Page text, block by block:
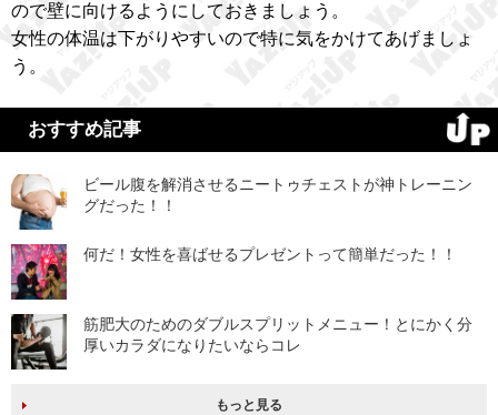
ので壁に向けるようにしておきましょう。
女性の体温は下がりやすいので特に気をかけてあげましょ
う。
おすすめ記事
ビール腹を解消させるニートゥチェストが神トレーニン
グだった！！
何だ！女性を喜ばせるプレゼントって簡単だった！！
筋肥大のためのダブルスプリットメニュー！とにかく分
厚いカラダになりたいならコレ
もっと見る